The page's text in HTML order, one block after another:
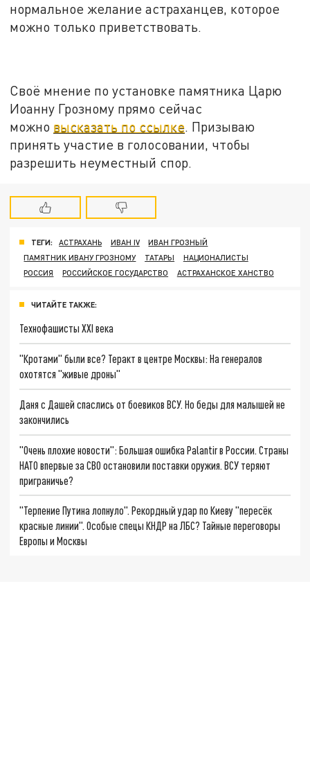
нормальное желание астраханцев, которое
можно только приветствовать.
Своё мнение по установке памятника Царю
Иоанну Грозному прямо сейчас
можно высказать по ссылке. Призываю
принять участие в голосовании, чтобы
разрешить неуместный спор.
ТЕГИ: АСТРАХАНЬ ИВАН IV
ИВАН ГРОЗНЫЙ
ПАМЯТНИК ИВАНУ ГРОЗНОМУ
ТАТАРЫ
НАЦИОНАЛИСТЫ
РОССИЯ
РОССИЙСКОЕ ГОСУДАРСТВО АСТРАХАНСКОЕ ХАНСТВО
ЧИТАЙТЕ ТАКЖЕ:
Технофашисты XXI века
"Кротами" были все? Теракт в центре Москвы: На генералов
охотятся "живые дроны"
Даня с Дашей спаслись от боевиков ВСУ. Но беды для малышей не
закончились
"Очень плохие новости": Большая ошибка Palantir в России. Страны
НАТО впервые за СВО остановили поставки оружия. ВСУ теряют
приграничье?
"Терпение Путина лопнуло". Рекордный удар по Киеву "пересёк
красные линии". Особые спецы КНДР на ЛБС? Тайные переговоры
Европы и Москвы